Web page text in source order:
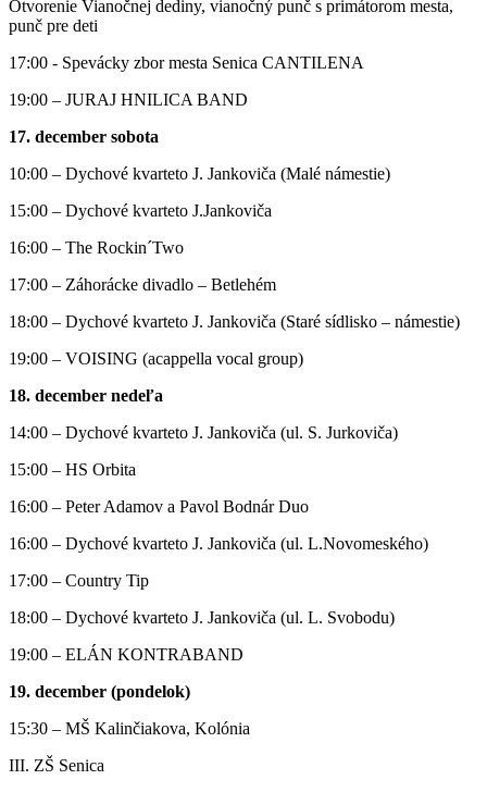
Otvorenie Vianočnej dediny, vianočný punč s primátorom mesta,
punč pre deti
17:00 - Spevácky zbor mesta Senica CANTILENA
19:00 – JURAJ HNILICA BAND
17. december sobota
10:00 – Dychové kvarteto J. Jankoviča (Malé námestie)
15:00 – Dychové kvarteto J.Jankoviča
16:00 – The Rockin´Two
17:00 – Záhorácke divadlo – Betlehém
18:00 – Dychové kvarteto J. Jankoviča (Staré sídlisko – námestie)
19:00 – VOISING (acappella vocal group)
18. december nedeľa
14:00 – Dychové kvarteto J. Jankoviča (ul. S. Jurkoviča)
15:00 – HS Orbita
16:00 – Peter Adamov a Pavol Bodnár Duo
16:00 – Dychové kvarteto J. Jankoviča (ul. L.Novomeského)
17:00 – Country Tip
18:00 – Dychové kvarteto J. Jankoviča (ul. L. Svobodu)
19:00 – ELÁN KONTRABAND
19. december (pondelok)
15:30 – MŠ Kalinčiakova, Kolónia
III. ZŠ Senica